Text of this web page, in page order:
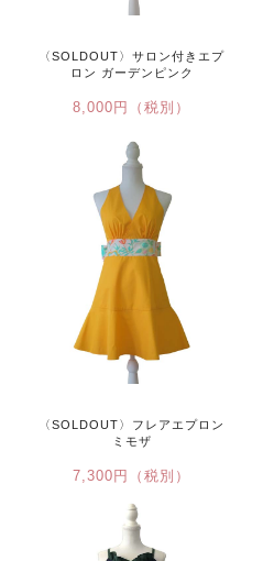
〈SOLDOUT〉サロン付きエプ
ロン ガーデンピンク
8,000円（税別）
〈SOLDOUT〉フレアエプロン
ミモザ
7,300円（税別）